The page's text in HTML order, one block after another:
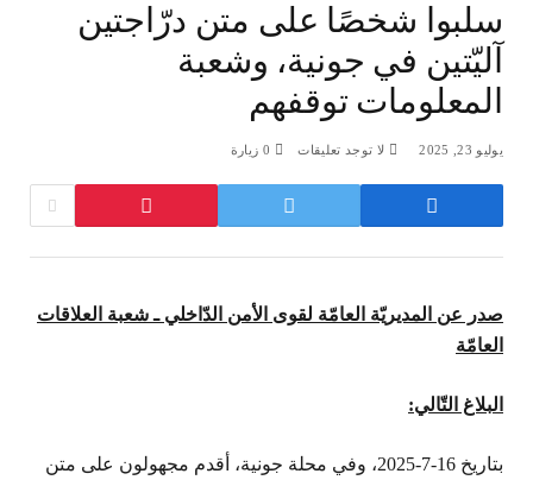
سلبوا شخصًا على متن درّاجتين
آليّتين في جونية، وشعبة
المعلومات توقفهم
يوليو 23, 2025 لا توجد تعليقات 0 زيارة
صدر عن المديريّة العامّة لقوى الأمن الدّاخلي ـ شعبة العلاقات
العامّة
البلاغ التّالي:
بتاريخ 16-7-2025، وفي محلة جونية، أقدم مجهولون على متن